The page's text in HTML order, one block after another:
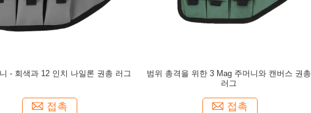
- 회색과 12 인치 나일론 권총 러그
접촉
범위 총격을 위한 3 Mag 주머니와 캔버스 권총
러그
접촉